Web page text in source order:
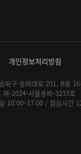
개인정보처리방침
파구 송파대로 201, B동
제-2024-서울송파-3233호
/ 점심시간